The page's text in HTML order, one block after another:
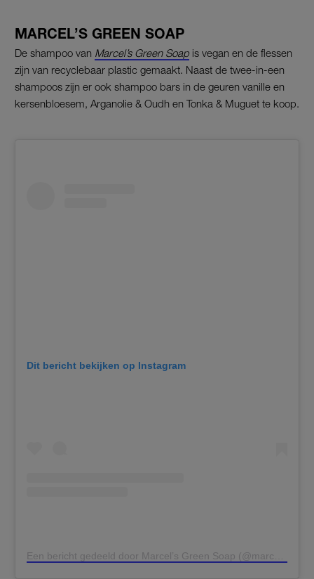
MARCEL’S GREEN SOAP
De shampoo van Marcel’s Green Soap is vegan en de flessen
zijn van recyclebaar plastic gemaakt. Naast de twee-in-een
shampoos zijn er ook shampoo bars in de geuren vanille en
kersenbloesem, Arganolie & Oudh en Tonka & Muguet te koop.
Dit bericht bekijken op Instagram